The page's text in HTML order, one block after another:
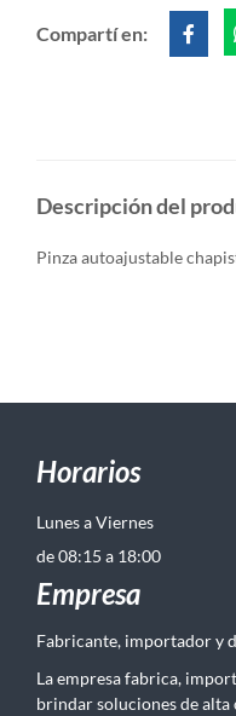
Compartí en:
Descripción del
Pinza autoajustable
Horarios
Lunes a Viernes
de 08:15 a 18:00
Empresa
Fabricante, importador y
La empresa fabrica,
brindar soluciones de alta